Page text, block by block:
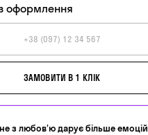
оформлення
ЗАМОВИТИ В 1 КЛІК
з любов’ю дарує більше емоцій